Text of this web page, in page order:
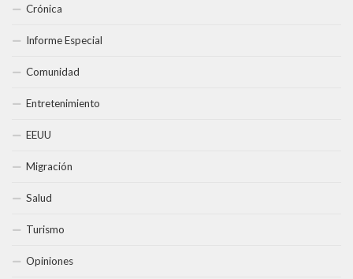
Crónica
Informe Especial
Comunidad
Entretenimiento
EEUU
Migración
Salud
Turismo
Opiniones